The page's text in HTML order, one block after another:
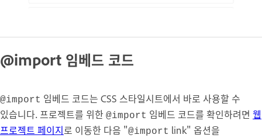
@import 임베드 코드
@import 임베드 코드는 CSS 스타일시트에서 바로 사용할 수
있습니다. 프로젝트를 위한 @import 임베드 코드를 확인하려면 웹
프로젝트 페이지로 이동한 다음 "@import link" 옵션을